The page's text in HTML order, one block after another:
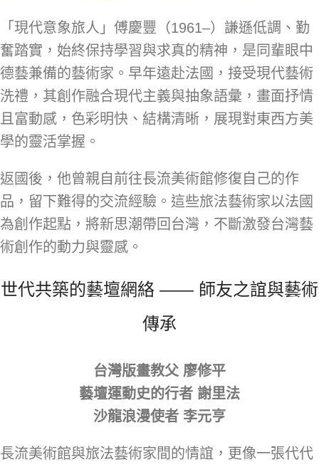
「現代意象旅人」傅慶豐（1961–）謙遜低調、勤
奮踏實，始終保持學習與求真的精神，是同輩眼中
德藝兼備的藝術家。早年遠赴法國，接受現代藝術
洗禮，其創作融合現代主義與抽象語彙，畫面抒情
且富動感，色彩明快、結構清晰，展現對東西方美
學的靈活掌握。
返國後，他曾親自前往長流美術館修復自己的作
品，留下難得的交流經驗。這些旅法藝術家以法國
為創作起點，將新思潮帶回台灣，不斷激發台灣藝
術創作的動力與靈感。
世代共築的藝壇網絡 —— 師友之誼與藝術
傳承
台灣版畫教父 廖修平
藝壇運動史的行者 謝里法
沙龍浪漫使者 李元亨
長流美術館與旅法藝術家間的情誼，更像一張代代